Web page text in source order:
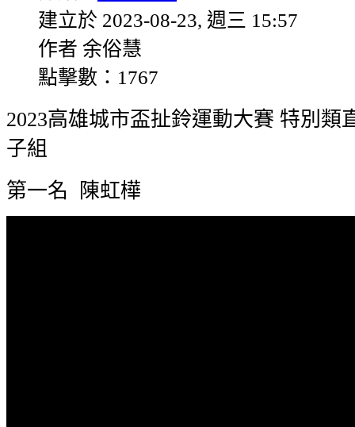
建立於 2023-08-23, 週三 15:57
作者 余俗慧
點擊數：1767
2023高雄城市盃扯鈴運動大賽 特別類
子組
第一名 陳虹樺